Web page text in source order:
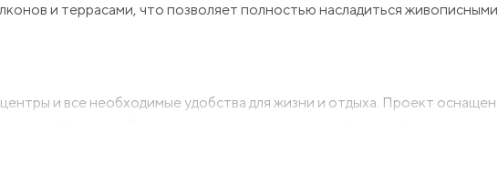
и террасами, что позволяет полностью насладиться живописными
и все необходимые удобства для жизни и отдыха. Проект оснащен